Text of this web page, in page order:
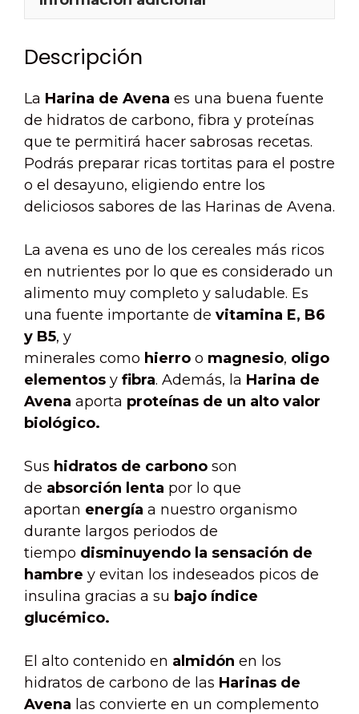
Descripción
La Harina de Avena es una buena fuente
de hidratos de carbono, fibra y proteínas
que te permitirá hacer sabrosas recetas.
Podrás preparar ricas tortitas para el postre
o el desayuno, eligiendo entre los
deliciosos sabores de las Harinas de Avena.
La avena es uno de los cereales más ricos
en nutrientes por lo que es considerado un
alimento muy completo y saludable. Es
una fuente importante de vitamina E, B6
y B5, y
minerales como hierro o magnesio, oligo
elementos y fibra. Además, la Harina de
Avena aporta proteínas de un alto valor
biológico.
Sus hidratos de carbono son
de absorción lenta por lo que
aportan energía a nuestro organismo
durante largos periodos de
tiempo disminuyendo la sensación de
hambre y evitan los indeseados picos de
insulina gracias a su bajo índice
glucémico.
El alto contenido en almidón en los
hidratos de carbono de las Harinas de
Avena las convierte en un complemento